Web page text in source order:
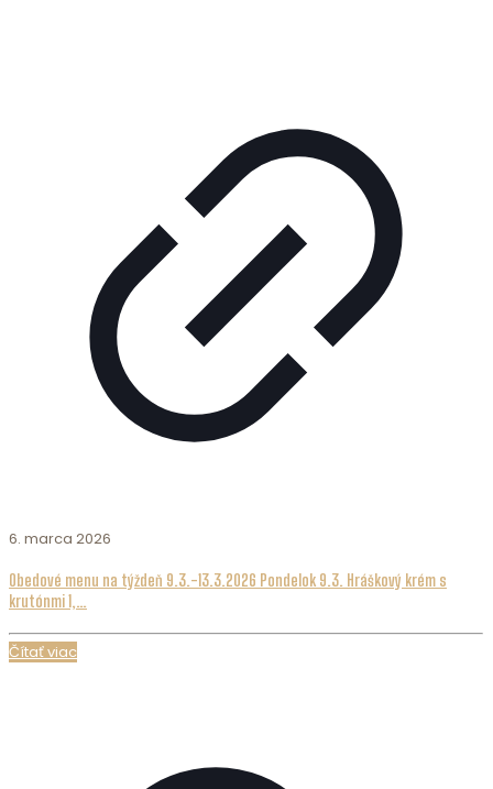
6. marca 2026
Obedové menu na týždeň 9.3.-13.3.2026 Pondelok 9.3. Hráškový krém s
krutónmi 1,…
Čítať viac